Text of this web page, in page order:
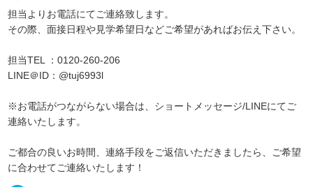
担当よりお電話にてご連絡致します。
その際、面接日程や見学希望日などご希望があればお伝え下さい。
担当TEL ：0120-260-206
LINE＠ID：@tuj6993l
※お電話がつながらない場合は、ショートメッセージ/LINEにてご
連絡いたします。
ご都合の良いお時間、連絡手段をご返信いただきましたら、ご希望
に合わせてご連絡いたします！